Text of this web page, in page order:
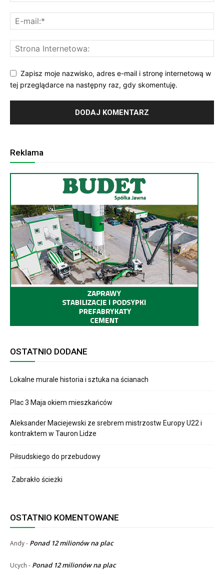
Zapisz moje nazwisko, adres e-mail i stronę internetową w
tej przeglądarce na następny raz, gdy skomentuję.
Reklama
OSTATNIO DODANE
Lokalne murale historia i sztuka na ścianach
Plac 3 Maja okiem mieszkańców
Aleksander Maciejewski ze srebrem mistrzostw Europy U22 i
kontraktem w Tauron Lidze
Piłsudskiego do przebudowy
Zabrakło ścieżki
OSTATNIO KOMENTOWANE
Andy- Ponad 12 milionów na plac
Ucych - Ponad 12 milionów na plac